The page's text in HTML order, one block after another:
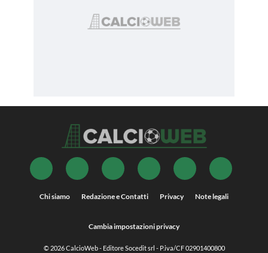
Chi siamo Redazione e Contatti Privacy Note legali
Cambia impostazioni privacy
© 2026CalcioWeb- Editore Socedit srl - P.iva/CF 02901400800